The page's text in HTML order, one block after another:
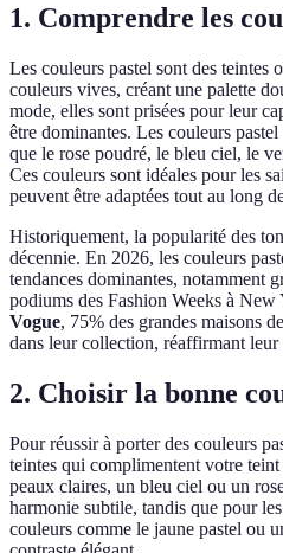
1. Comprendre les
Les couleurs pastel sont des teintes
couleurs vives, créant une palette
mode, elles sont prisées pour leur
être dominantes. Les couleurs
que le rose poudré, le bleu ciel, le
Ces couleurs sont idéales pour les
peuvent être adaptées tout au long
Historiquement, la popularité des
décennie. En 2026, les couleurs
tendances dominantes, notamment
podiums des Fashion Weeks à
Vogue, 75% des grandes maisons
dans leur collection, réaffirmant
2. Choisir la bonne
Pour réussir à porter des couleurs
teintes qui complimentent votre
peaux claires, un bleu ciel ou un
harmonie subtile, tandis que pour
couleurs comme le jaune pastel ou